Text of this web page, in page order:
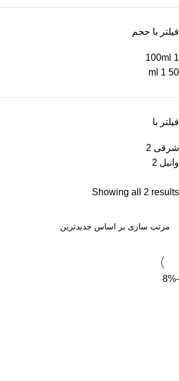
فیلتر با حجم
100ml 1
50 ml
1
فیلتر با
شرقی 2
وانیل 2
Showing all 2 results
-8%